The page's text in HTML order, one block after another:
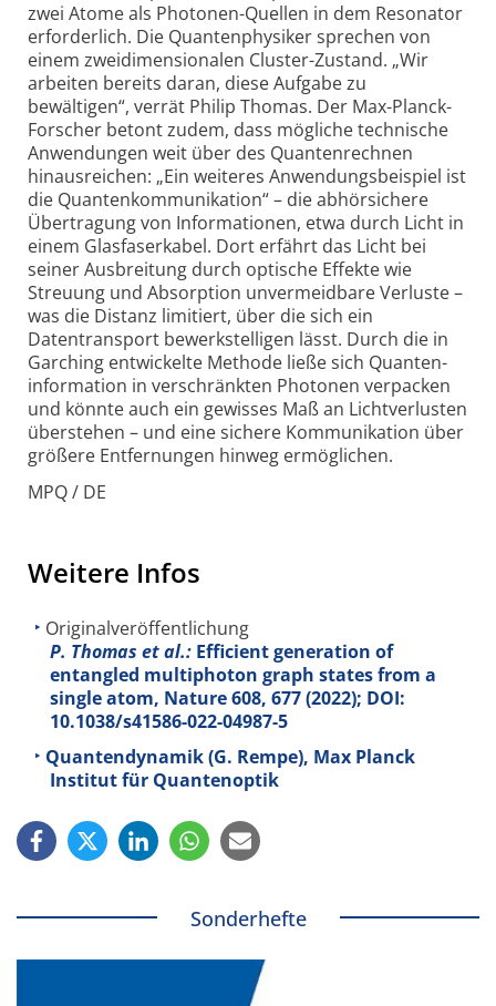
zwei Atome als Photonen-Quellen in dem Resonator
erforderlich. Die Quantenphysiker sprechen von
einem zweidimensionalen Cluster-Zustand. „Wir
arbeiten bereits daran, diese Aufgabe zu
bewältigen“, verrät Philip Thomas. Der Max-Planck-
Forscher betont zudem, dass mögliche technische
Anwendungen weit über des Quantenrechnen
hinausreichen: „Ein weiteres Anwendungs­beispiel ist
die Quanten­kommunikation“ – die abhörsichere
Übertragung von Informationen, etwa durch Licht in
einem Glasfaserkabel. Dort erfährt das Licht bei
seiner Ausbreitung durch optische Effekte wie
Streuung und Absorption unvermeidbare Verluste –
was die Distanz limitiert, über die sich ein
Datentransport bewerkstelligen lässt. Durch die in
Garching entwickelte Methode ließe sich Quanten­
information in verschränkten Photonen verpacken
und könnte auch ein gewisses Maß an Licht­verlusten
überstehen – und eine sichere Kommunikation über
größere Entfernungen hinweg ermöglichen.
MPQ / DE
Weitere Infos
Originalveröffentlichung
P. Thomas et al.: Efficient generation of
entangled multiphoton graph states from a
single atom, Nature608, 677 (2022); DOI:
10.1038/s41586-022-04987-5
Quantendynamik (G. Rempe), Max Planck
Institut für Quantenoptik
Sonderhefte